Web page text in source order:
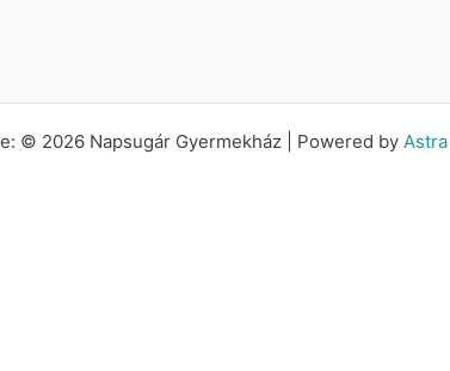
© 2026 Napsugár Gyermekház | Powered by